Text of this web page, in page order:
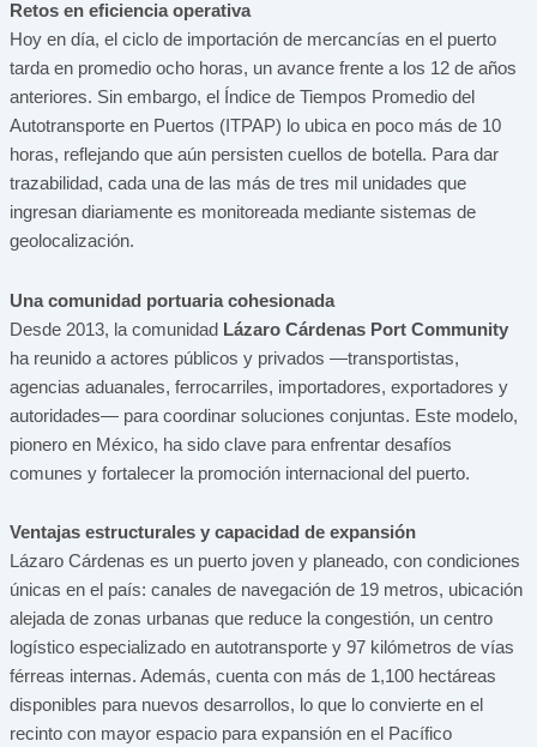
Retos en eficiencia operativa
Hoy en día, el ciclo de importación de mercancías en el puerto
tarda en promedio ocho horas, un avance frente a los 12 de años
anteriores. Sin embargo, el Índice de Tiempos Promedio del
Autotransporte en Puertos (ITPAP) lo ubica en poco más de 10
horas, reflejando que aún persisten cuellos de botella. Para dar
trazabilidad, cada una de las más de tres mil unidades que
ingresan diariamente es monitoreada mediante sistemas de
geolocalización.
Una comunidad portuaria cohesionada
Desde 2013, la comunidad Lázaro Cárdenas Port Community
ha reunido a actores públicos y privados —transportistas,
agencias aduanales, ferrocarriles, importadores, exportadores y
autoridades— para coordinar soluciones conjuntas. Este modelo,
pionero en México, ha sido clave para enfrentar desafíos
comunes y fortalecer la promoción internacional del puerto.
Ventajas estructurales y capacidad de expansión
Lázaro Cárdenas es un puerto joven y planeado, con condiciones
únicas en el país: canales de navegación de 19 metros, ubicación
alejada de zonas urbanas que reduce la congestión, un centro
logístico especializado en autotransporte y 97 kilómetros de vías
férreas internas. Además, cuenta con más de 1,100 hectáreas
disponibles para nuevos desarrollos, lo que lo convierte en el
recinto con mayor espacio para expansión en el Pacífico